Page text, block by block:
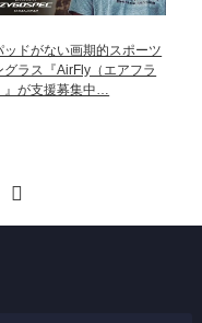
ッドがない画期的スポーツ
グラス『AirFly（エアフラ
』が支援募集中…